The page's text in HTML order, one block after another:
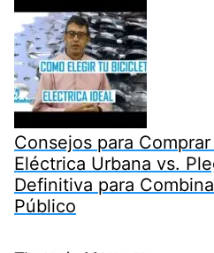
Consejos para
Eléctrica Urbana vs.
Definitiva para
Público